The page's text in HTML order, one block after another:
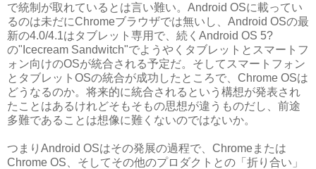
で統制が取れているとは言い難い。Android OSに載ってい
るのは未だにChromeブラウザでは無いし、Android OSの最
新の4.0/4.1はタブレット専用で、続くAndroid OS 5?
の"Icecream Sandwitch"でようやくタブレットとスマートフ
ォン向けのOSが統合される予定だ。そしてスマートフォン
とタブレットOSの統合が成功したところで、Chrome OSは
どうなるのか。将来的に統合されるという構想が発表され
たことはあるけれどそもそもの思想が違うものだし、前途
多難であることは想像に難くないのではないか。
つまりAndroid OSはその発展の過程で、Chromeまたは
Chrome OS、そしてその他のプロダクトとの「折り合い」